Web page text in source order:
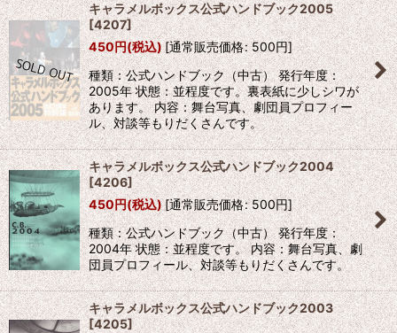
キャラメルボックス公式ハンドブック2005
[4207]
450円(税込)[通常販売価格: 500円]
種類：公式ハンドブック（中古） 発行年度：
2005年 状態：並程度です。裏表紙に少しシワが
あります。 内容：舞台写真、劇団員プロフィー
ル、対談等もりだくさんです。
キャラメルボックス公式ハンドブック2004
[4206]
450円(税込)[通常販売価格: 500円]
種類：公式ハンドブック（中古） 発行年度：
2004年 状態：並程度です。 内容：舞台写真、劇
団員プロフィール、対談等もりだくさんです。
キャラメルボックス公式ハンドブック2003
[4205]